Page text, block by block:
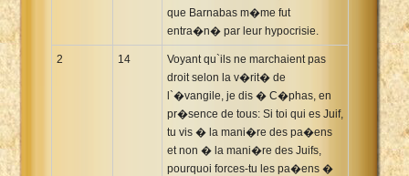
que Barnabas m�me fut
entra�n� par leur hypocrisie.
2 14
Voyant qu`ils ne marchaient pas
droit selon la v�rit� de
l`�vangile, je dis � C�phas, en
pr�sence de tous: Si toi qui es Juif,
tu vis � la mani�re des pa�ens
et non � la mani�re des Juifs,
pourquoi forces-tu les pa�ens �